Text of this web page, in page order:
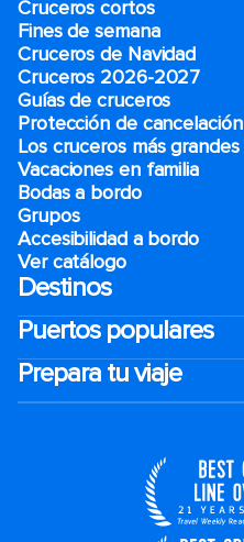
Cruceros cortos
Fines de semana
Cruceros de Navidad
Cruceros 2026-2027
Guías de cruceros
Protección de cancelación
Los cruceros más grandes
Vacaciones en familia
Bodas a bordo
Grupos
Accesibilidad a bordo
Ver catálogo
Destinos
Puertos populares
Prepara tu viaje